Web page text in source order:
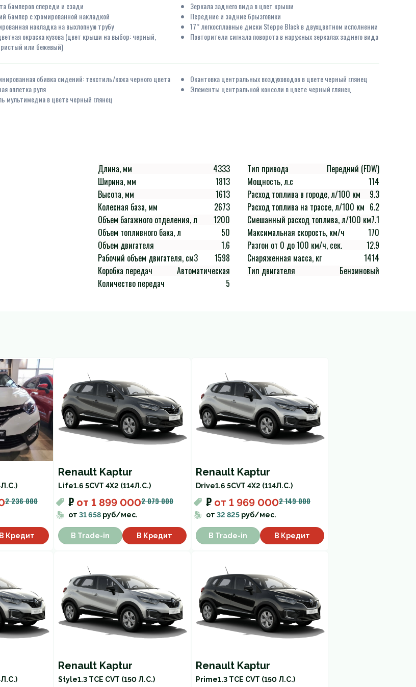
бамперов спереди и сзади
бампер с хромированной накладкой
накладка на выхлопную трубу
окраска кузова (цвет крыши на выбор: черный,
или бежевый)
Зеркала заднего вида в цвет крыши
Передние и задние брызговики
17’’ легкосплавные диски Steppe Black в двухцветном исполнении
Повторители сигнала поворота в наружных зеркалах заднего вида
обивка сидений: текстиль/кожа черного цвета
оплетка руля
мультимедиа в цвете черный глянец
Окантовка центральных воздуховодов в цвете черный глянец
Элементы центральной консоли в цвете черный глянец
Длина, мм
4333
Ширина, мм
1813
Высота, мм
1613
Колесная база, мм
2673
Объем багажного отделения, л
1200
Объем топливного бака, л
50
Объем двигателя
1.6
Рабочий объем двигателя, см3
1598
Коробка передач
Автоматическая
Количество передач
5
Тип привода
Передний (FDW)
Мощность, л.с
114
Расход топлива в городе, л/100 км
9.3
Расход топлива на трассе, л/100 км 6.2
Смешанный расход топлива, л/100 км7.1
Максимальная скорость, км/ч
170
Разгон от 0 до 100 км/ч, сек.
12.9
Снаряженная масса, кг
1414
Тип двигателя
Бензиновый
2 236 000
В Кредит
Renault Kaptur
Life1.6 5CVT 4X2 (114Л.С.)
₽ от 1 899 0002 079 000
от 31 658 руб/мес.
В Trade-in В Кредит
Renault Kaptur
Drive1.6 5CVT 4X2 (114Л.С.)
₽ от 1 969 0002 149 000
от 32 825 руб/мес.
В Trade-in В Кредит
Renault Kaptur
Style1.3 TCE CVT (150 Л.С.)
Renault Kaptur
Prime1.3 TCE CVT (150 Л.С.)